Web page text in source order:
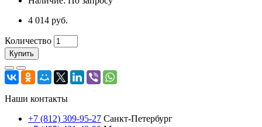
4 014 руб.
Количество
Купить
Наши контакты
+7 (812) 309-95-27 Санкт-Петербург